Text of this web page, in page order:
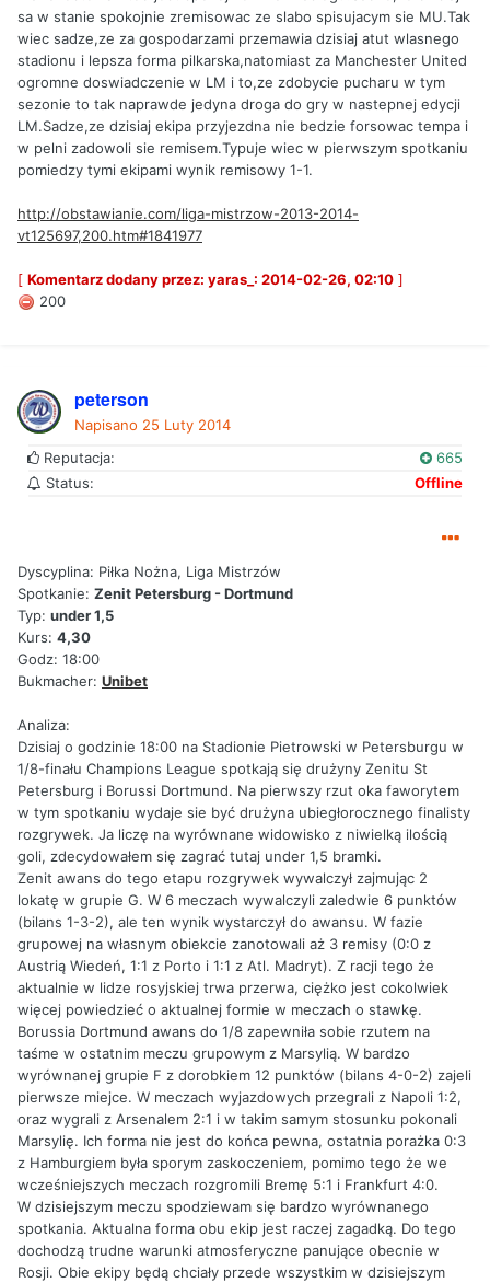
sa w stanie spokojnie zremisowac ze slabo spisujacym sie MU.Tak
wiec sadze,ze za gospodarzami przemawia dzisiaj atut wlasnego
stadionu i lepsza forma pilkarska,natomiast za Manchester United
ogromne doswiadczenie w LM i to,ze zdobycie pucharu w tym
sezonie to tak naprawde jedyna droga do gry w nastepnej edycji
LM.Sadze,ze dzisiaj ekipa przyjezdna nie bedzie forsowac tempa i
w pelni zadowoli sie remisem.Typuje wiec w pierwszym spotkaniu
pomiedzy tymi ekipami wynik remisowy 1-1.
http://obstawianie.com/liga-mistrzow-2013-2014-
vt125697,200.htm#1841977
[ Komentarz dodany przez: yaras_: 2014-02-26, 02:10 ]
200
peterson
Napisano 25 Luty 2014
Reputacja:
665
Status:
Offline
Dyscyplina: Piłka Nożna, Liga Mistrzów
Spotkanie: Zenit Petersburg - Dortmund
Typ: under 1,5
Kurs: 4,30
Godz: 18:00
Bukmacher: Unibet
Analiza:
Dzisiaj o godzinie 18:00 na Stadionie Pietrowski w Petersburgu w
1/8-finału Champions League spotkają się drużyny Zenitu St
Petersburg i Borussi Dortmund. Na pierwszy rzut oka faworytem
w tym spotkaniu wydaje sie być drużyna ubiegłorocznego finalisty
rozgrywek. Ja liczę na wyrównane widowisko z niwielką ilością
goli, zdecydowałem się zagrać tutaj under 1,5 bramki.
Zenit awans do tego etapu rozgrywek wywalczył zajmując 2
lokatę w grupie G. W 6 meczach wywalczyli zaledwie 6 punktów
(bilans 1-3-2), ale ten wynik wystarczył do awansu. W fazie
grupowej na własnym obiekcie zanotowali aż 3 remisy (0:0 z
Austrią Wiedeń, 1:1 z Porto i 1:1 z Atl. Madryt). Z racji tego że
aktualnie w lidze rosyjskiej trwa przerwa, ciężko jest cokolwiek
więcej powiedzieć o aktualnej formie w meczach o stawkę.
Borussia Dortmund awans do 1/8 zapewniła sobie rzutem na
taśme w ostatnim meczu grupowym z Marsylią. W bardzo
wyrównanej grupie F z dorobkiem 12 punktów (bilans 4-0-2) zajeli
pierwsze miejce. W meczach wyjazdowych przegrali z Napoli 1:2,
oraz wygrali z Arsenalem 2:1 i w takim samym stosunku pokonali
Marsylię. Ich forma nie jest do końca pewna, ostatnia porażka 0:3
z Hamburgiem była sporym zaskoczeniem, pomimo tego że we
wcześniejszych meczach rozgromili Bremę 5:1 i Frankfurt 4:0.
W dzisiejszym meczu spodziewam się bardzo wyrównanego
spotkania. Aktualna forma obu ekip jest raczej zagadką. Do tego
dochodzą trudne warunki atmosferyczne panujące obecnie w
Rosji. Obie ekipy będą chciały przede wszystkim w dzisiejszym